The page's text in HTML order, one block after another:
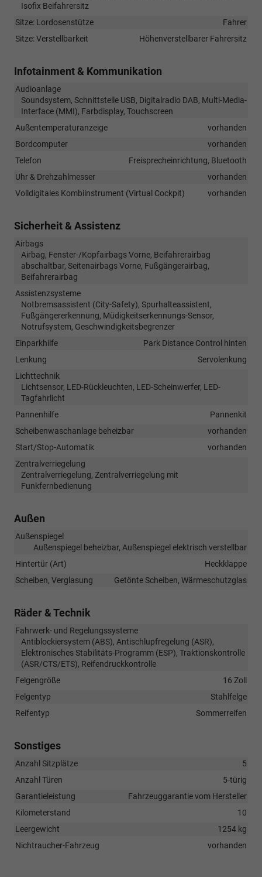
Isofix Beifahrersitz
Sitze: Lordosenstütze
Fahrer
Sitze: Verstellbarkeit
Höhenverstellbarer Fahrersitz
Infotainment & Kommunikation
Audioanlage
Soundsystem, Schnittstelle USB, Digitalradio DAB, Multi-Media-
Interface (MMI), Farbdisplay, Touchscreen
Außentemperaturanzeige
vorhanden
Bordcomputer
vorhanden
Telefon
Freisprecheinrichtung, Bluetooth
Uhr & Drehzahlmesser
vorhanden
Volldigitales Kombiinstrument (Virtual Cockpit)
vorhanden
Sicherheit & Assistenz
Airbags
Airbag, Fenster-/Kopfairbags Vorne, Beifahrerairbag
abschaltbar, Seitenairbags Vorne, Fußgängerairbag,
Beifahrerairbag
Assistenzsysteme
Notbremsassistent (City-Safety), Spurhalteassistent,
Fußgängererkennung, Müdigkeitserkennungs-Sensor,
Notrufsystem, Geschwindigkeitsbegrenzer
Einparkhilfe
Park Distance Control hinten
Lenkung
Servolenkung
Lichttechnik
Lichtsensor, LED-Rückleuchten, LED-Scheinwerfer, LED-
Tagfahrlicht
Pannenhilfe
Pannenkit
Scheibenwaschanlage beheizbar
vorhanden
Start/Stop-Automatik
vorhanden
Zentralverriegelung
Zentralverriegelung, Zentralverriegelung mit
Funkfernbedienung
Außen
Außenspiegel
Außenspiegel beheizbar, Außenspiegel elektrisch verstellbar
Hintertür (Art)
Heckklappe
Scheiben, Verglasung
Getönte Scheiben, Wärmeschutzglas
Räder & Technik
Fahrwerk- und Regelungssysteme
Antiblockiersystem (ABS), Antischlupfregelung (ASR),
Elektronisches Stabilitäts-Programm (ESP), Traktionskontrolle
(ASR/CTS/ETS), Reifendruckkontrolle
Felgengröße
16 Zoll
Felgentyp
Stahlfelge
Reifentyp
Sommerreifen
Sonstiges
Anzahl Sitzplätze
5
Anzahl Türen
5-türig
Garantieleistung
Fahrzeuggarantie vom Hersteller
Kilometerstand
10
Leergewicht
1254 kg
Nichtraucher-Fahrzeug
vorhanden